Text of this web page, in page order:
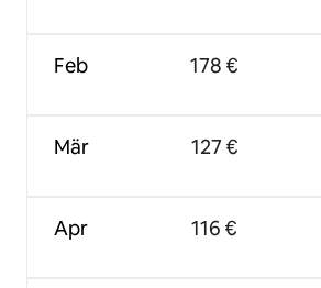
Feb
Mär
Apr
178 €
127 €
116 €